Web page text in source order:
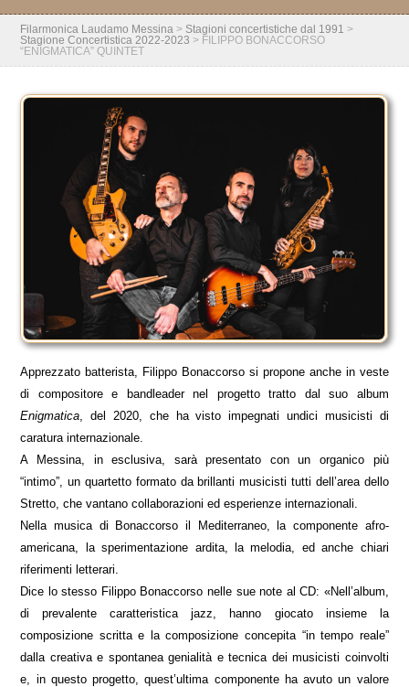
Filarmonica Laudamo Messina > Stagioni concertistiche dal 1991 >
Stagione Concertistica 2022-2023 > FILIPPO BONACCORSO
“ENIGMATICA” QUINTET
Apprezzato batterista, Filippo Bonaccorso si propone anche in veste
di compositore e bandleader nel progetto tratto dal suo album
Enigmatica , del 2020, che ha visto impegnati undici musicisti di
caratura internazionale.
A Messina, in esclusiva, sarà presentato con un organico più
“intimo”, un quartetto formato da brillanti musicisti tutti dell’area dello
Stretto, che vantano collaborazioni ed esperienze internazionali.
Nella musica di Bonaccorso il Mediterraneo, la componente afro-
americana, la sperimentazione ardita, la melodia, ed anche chiari
riferimenti letterari.
Dice lo stesso Filippo Bonaccorso nelle sue note al CD: «Nell’album,
di prevalente caratteristica jazz, hanno giocato insieme la
composizione scritta e la composizione concepita “in tempo reale”
dalla creativa e spontanea genialità e tecnica dei musicisti coinvolti
e, in questo progetto, quest’ultima componente ha avuto un valore